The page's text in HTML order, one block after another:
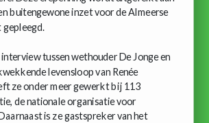
buitengewone inzet voor de Almeerse
gepleegd.
tussen wethouder De Jonge en
levensloop van Renée
ze onder meer gewerkt bij 113
de nationale organisatie voor
is ze gastspreker van het